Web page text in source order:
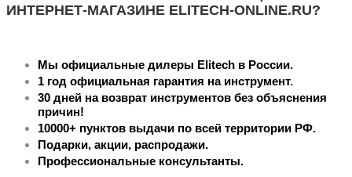
ИНТЕРНЕТ-МАГАЗИНЕ ELITECH-ONLINE.RU?
Мы официальные дилеры Elitech в России.
1 год официальная гарантия на инструмент.
30 дней на возврат инструментов без объяснения
причин!
10000+ пунктов выдачи по всей территории РФ.
Подарки, акции, распродажи.
Профессиональные консультанты.